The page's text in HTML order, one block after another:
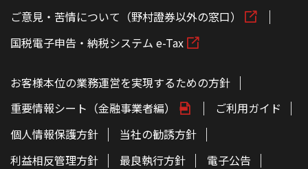
ご意見・苦情について（野村證券以外の窓口）
国税電子申告・納税システム e-Tax
お客様本位の業務運営を実現するための方針
重要情報シート（金融事業者編）
ご利用ガイド
個人情報保護方針
当社の勧誘方針
利益相反管理方針
最良執行方針
電子公告